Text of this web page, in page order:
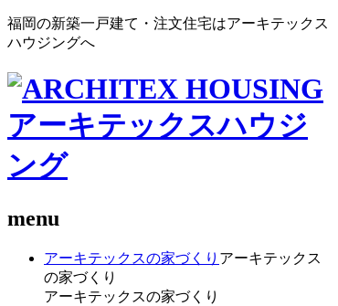
福岡の新築一戸建て・注文住宅はアーキテックス
ハウジングへ
menu
アーキテックスの家づくり アーキテックス
の家づくり
アーキテックスの家づくり